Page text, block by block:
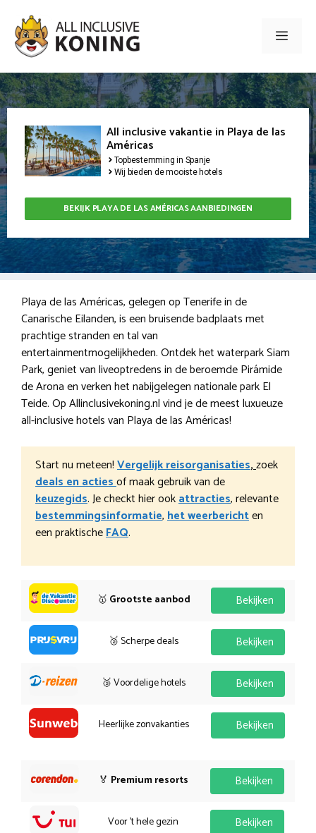
naar
inhoud
Menu
All inclusive vakantie in Playa de las
Américas
Topbestemming in Spanje
Wij bieden de mooiste hotels
BEKIJK PLAYA DE LAS AMÉRICAS AANBIEDINGEN
Playa de las Américas, gelegen op Tenerife in de
Canarische Eilanden, is een bruisende badplaats met
prachtige stranden en tal van
entertainmentmogelijkheden. Ontdek het waterpark Siam
Park, geniet van liveoptredens in de beroemde Pirámide
de Arona en verken het nabijgelegen nationale park El
Teide. Op Allinclusivekoning.nl vind je de meest luxueuze
all-inclusive hotels van Playa de las Américas!
Start nu meteen!Vergelijk reisorganisaties,zoek
deals en actiesof maak gebruik van de
keuzegids. Je checkt hier ookattracties, relevante
bestemmingsinformatie,het weerberichten
een praktischeFAQ.
🥇 Grootste aanbod Bekijken
🥈 Scherpe deals Bekijken
🥉 Voordelige hotels Bekijken
Heerlijke zonvakanties Bekijken
🏅 Premium resorts Bekijken
Voor 't hele gezin Bekijken